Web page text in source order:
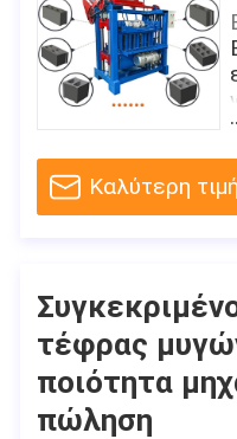
Καλύτερη τιμή
τέφρας
ποιότητα
πώληση